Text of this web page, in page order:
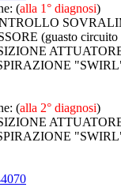
(alla 1° diagnosi)
(guasto circuito
(alla 2° diagnosi)